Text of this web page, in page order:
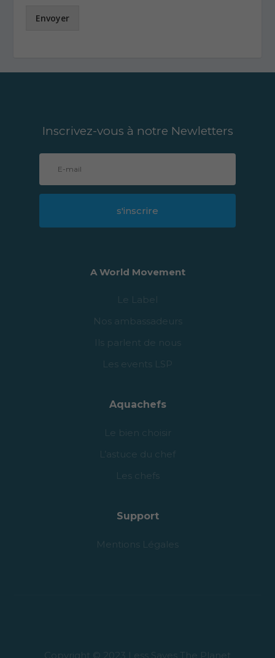
Envoyer
Inscrivez-vous à notre Newletters
s'inscrire
A World Movement
Le Label
Nos ambassadeurs
Ils parlent de nous
Les events LSP
Aquachefs
Le bien choisir
L’astuce du chef
Les chefs
Support
Mentions Légales